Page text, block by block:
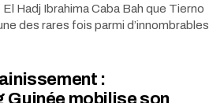
Hadj Ibrahima Caba Bah que Tierno
des rares fois parmi d’innombrables
:
mobilise son